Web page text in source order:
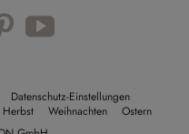
Datenschutz-Einstellungen
Herbst Weihnachten
Ostern